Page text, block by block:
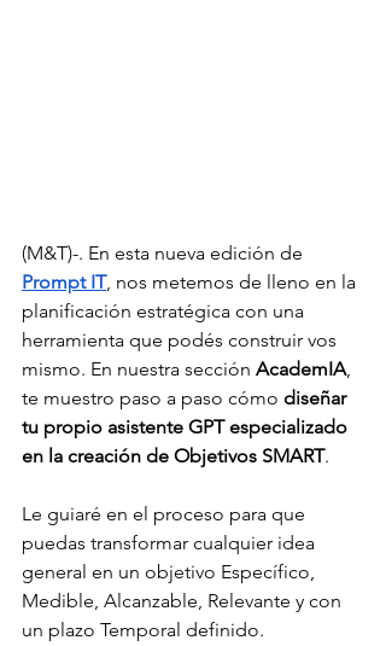
(M&T)-. En esta nueva edición de
Prompt IT, nos metemos de lleno en la
planificación estratégica con una
herramienta que podés construir vos
mismo. En nuestra sección AcademIA,
te muestro paso a paso cómo diseñar
tu propio asistente GPT especializado
en la creación de Objetivos SMART.
Le guiaré en el proceso para que
puedas transformar cualquier idea
general en un objetivo Específico,
Medible, Alcanzable, Relevante y con
un plazo Temporal definido.